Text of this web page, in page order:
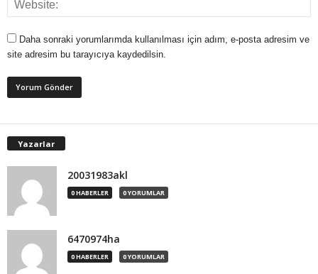
Daha sonraki yorumlarımda kullanılması için adım, e-posta adresim ve
site adresim bu tarayıcıya kaydedilsin.
Yazarlar
20031983akl
0 HABERLER 0 YORUMLAR
6470974ha
0 HABERLER 0 YORUMLAR